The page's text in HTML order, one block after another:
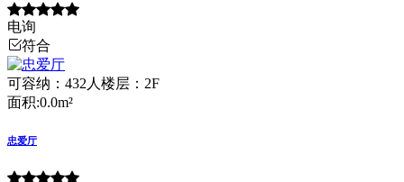
电询
符合
可容纳：432人 楼层：2F
面积:0.0m²
忠爱厅